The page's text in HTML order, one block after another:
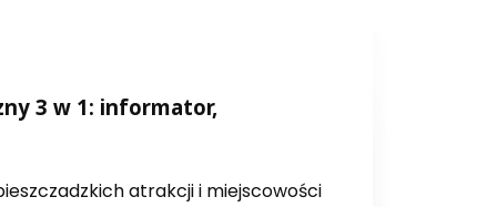
3 w 1: informator,
atrakcji i miejscowości